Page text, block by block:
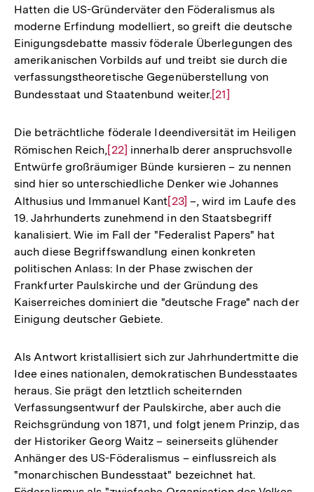
Hatten die US-Gründerväter den Föderalismus als
moderne Erfindung modelliert, so greift die deutsche
Einigungsdebatte massiv föderale Überlegungen des
amerikanischen Vorbilds auf und treibt sie durch die
verfassungstheoretische Gegenüberstellung von
Bundesstaat und Staatenbund weiter.Zur
der
Fußnote
[21]
Die beträchtliche föderale Ideendiversität im Heiligen
Römischen Reich,Zur
Auflösung
der
Fußnote
[22] innerhalb derer anspruchsvolle
Entwürfe großräumiger Bünde kursieren – zu nennen
sind hier so unterschiedliche Denker wie Johannes
Althusius und Immanuel KantZur
Auflösung
der
Fußnote
[23] –, wird im Laufe des
19. Jahrhunderts zunehmend in den Staatsbegriff
kanalisiert. Wie im Fall der "Federalist Papers" hat
auch diese Begriffswandlung einen konkreten
politischen Anlass: In der Phase zwischen der
Frankfurter Paulskirche und der Gründung des
Kaiserreiches dominiert die "deutsche Frage" nach der
Einigung deutscher Gebiete.
Als Antwort kristallisiert sich zur Jahrhundertmitte die
Idee eines nationalen, demokratischen Bundesstaates
heraus. Sie prägt den letztlich scheiternden
Verfassungsentwurf der Paulskirche, aber auch die
Reichsgründung von 1871, und folgt jenem Prinzip, das
der Historiker Georg Waitz – seinerseits glühender
Anhänger des US-Föderalismus – einflussreich als
"monarchischen Bundesstaat" bezeichnet hat.